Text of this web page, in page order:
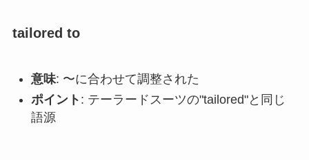
tailored to
意味: 〜に合わせて調整された
ポイント : テーラードスーツの"tailored"と同じ
語源